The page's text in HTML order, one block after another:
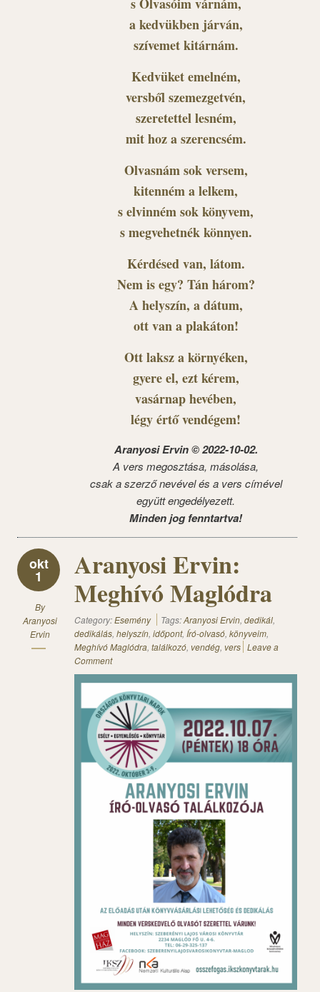
s Olvasóim várnám,
a kedvükben járván,
szívemet kitárnám.
Kedvüket emelném,
versből szemezgetvén,
szeretettel lesném,
mit hoz a szerencsém.
Olvasnám sok versem,
kitenném a lelkem,
s elvinném sok könyvem,
s megvehetnék könnyen.
Kérdésed van, látom.
Nem is egy? Tán három?
A helyszín, a dátum,
ott van a plakáton!
Ott laksz a környéken,
gyere el, ezt kérem,
vasárnap hevében,
légy értő vendégem!
Aranyosi Ervin © 2022-10-02.
A vers megosztása, másolása,
csak a szerző nevével és a vers címével
együtt engedélyezett.
Minden jog fenntartva!
okt
1
By
Aranyosi
Ervin
Aranyosi Ervin:
Meghívó Maglódra
Category:Esemény Tags:Aranyosi Ervin, dedikál,
dedikálás, helyszín, időpont, Író-olvasó, könyveim,
Meghívó Maglódra, találkozó, vendég, vers Leave a
Comment